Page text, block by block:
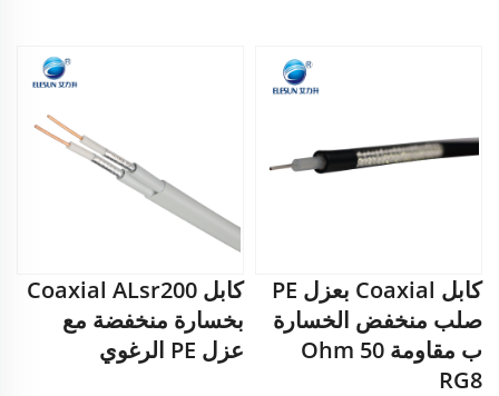
كابل Coaxial بعزل PE
صلب منخفض الخسارة
ب مقاومة 50 Ohm
RG8
كابل Coaxial ALsr200
بخسارة منخفضة مع
عزل PE الرغوي